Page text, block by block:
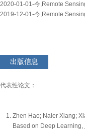
2020-01-01-今,Remote
2019-12-01-今,Remote
出版信息
代表性论文：
Zhen Hao; Naier Xiang;
Based on Deep Learning,